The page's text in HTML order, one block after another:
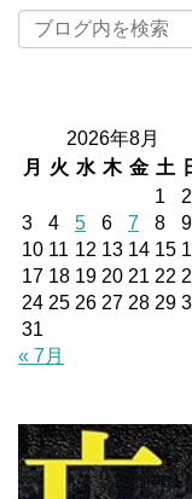
2026年8月
月
火 水 木 金 土
1
2
3
4 5 6 7 8
9
10 11 12 13 14 15
17 18 19 20 21 22
24 25 26 27 28 29
31
« 7月